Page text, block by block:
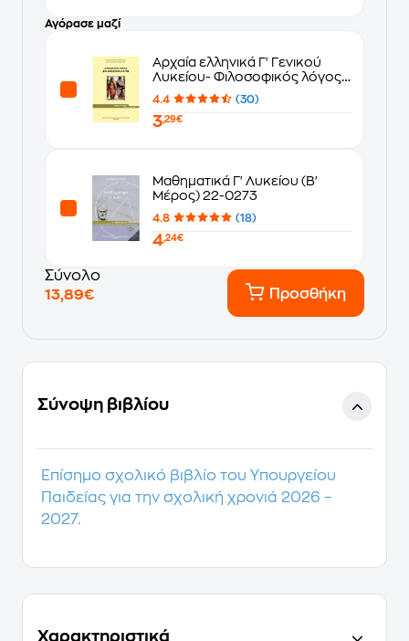
Αγόρασε μαζί
Αρχαία ελληνικά Γ' Γενικού
Λυκείου- Φιλοσοφικός λόγος
22-0161
4.4 (30)
3,29€
Μαθηματικά Γ' Λυκείου (Β'
Μέρος) 22-0273
4.8 (18)
4,24€
Σύνολο
13,89€
Προσθήκη
Σύνοψη βιβλίου
Επίσημο σχολικό βιβλίο του Υπουργείου
Παιδείας για την σχολική χρονιά 2026 –
2027.
Χαρακτηριστικά